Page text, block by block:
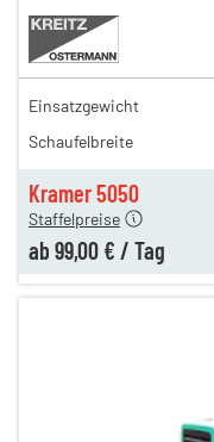
Kramer 5050
160,00 €
143,00 €
Staffelpreise
ab 99,00 € / Tag
Einsatzgewicht
Schaufelbreite